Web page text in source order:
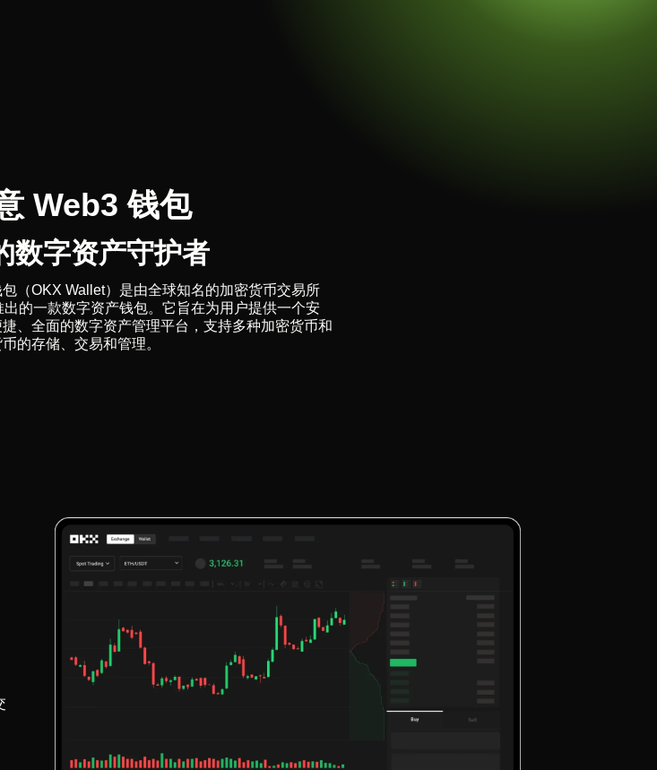
Web3 钱包
数字资产守护者
包（OKX Wallet）是由全球知名的加密货币交易所
出的一款数字资产钱包。它旨在为用户提供一个安
、全面的数字资产管理平台，支持多种加密货币和
的存储、交易和管理。